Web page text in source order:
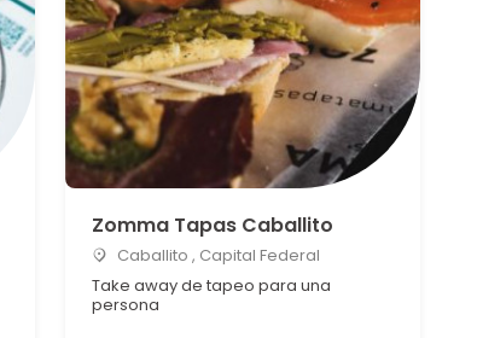
Zomma Tapas Caballito
Caballito , Capital Federal
Take away de tapeo para una
persona